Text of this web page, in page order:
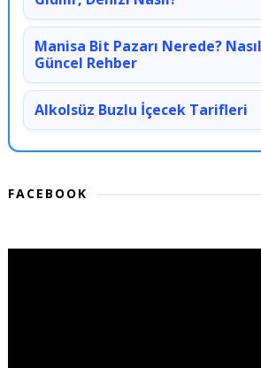
Manisa Bit Pazarı Nerede?
Güncel Rehber
Alkolsüz Buzlu İçecek Tarifleri
FACEBOOK